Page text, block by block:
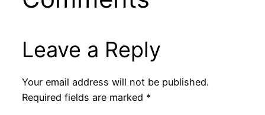
Leave a Reply
Your email address will not be published.
Required fields are marked *